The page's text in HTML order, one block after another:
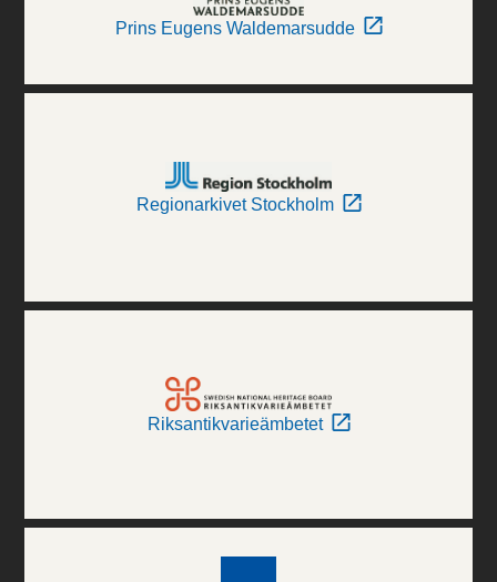
Prins Eugens Waldemarsudde
Regionarkivet Stockholm
Riksantikvarieämbetet